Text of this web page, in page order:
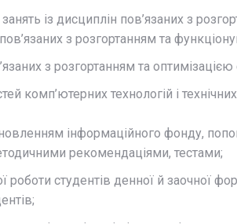
із дисциплін пов’язаних з
з розгортанням та
з розгортанням та
комп’ютерних технологій і
інформаційного фонду,
рекомендаціями, тестами;
роботи студентів денної й заочної